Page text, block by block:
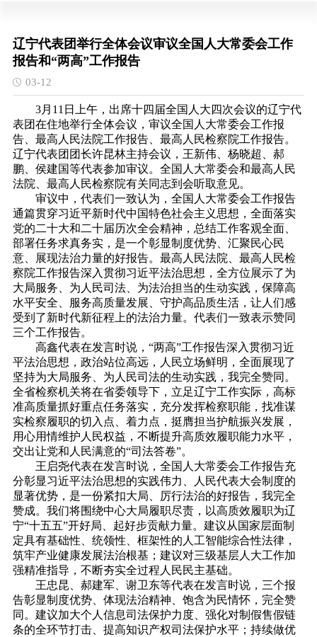
辽宁代表团举行全体会议审议全国人大常委会工作
报告和“两高”工作报告
03-12
3月11日上午，出席十四届全国人大四次会议的辽宁代
表团在住地举行全体会议，审议全国人大常委会工作报
告、最高人民法院工作报告、最高人民检察院工作报告。
辽宁代表团团长许昆林主持会议，王新伟、杨晓超、郝
鹏、侯建国等代表参加审议。全国人大常委会和最高人民
法院、最高人民检察院有关同志到会听取意见。
审议中，代表们一致认为，全国人大常委会工作报告
通篇贯穿习近平新时代中国特色社会主义思想，全面落实
党的二十大和二十届历次全会精神，总结工作客观全面、
部署任务求真务实，是一个彰显制度优势、汇聚民心民
意、展现法治力量的好报告。最高人民法院、最高人民检
察院工作报告深入贯彻习近平法治思想，全方位展示了为
大局服务、为人民司法、为法治担当的生动实践，保障高
水平安全、服务高质量发展、守护高品质生活，让人们感
受到了新时代新征程上的法治力量。代表们一致表示赞同
三个工作报告。
高鑫代表在发言时说，“两高”工作报告深入贯彻习近
平法治思想，政治站位高远，人民立场鲜明，全面展现了
坚持为大局服务、为人民司法的生动实践，我完全赞同。
全省检察机关将在省委领导下，立足辽宁工作实际，高标
准高质量抓好重点任务落实，充分发挥检察职能，找准谋
实检察履职的切入点、着力点，挺膺担当护航振兴发展，
用心用情维护人民权益，不断提升高质效履职能力水平，
交出让党和人民满意的“司法答卷”。
王启尧代表在发言时说，全国人大常委会工作报告充
分彰显习近平法治思想的实践伟力、人民代表大会制度的
显著优势，是一份紧扣大局、厉行法治的好报告，我完全
赞成。我们将围绕中心大局履职尽责，以高质效履职为辽
宁“十五五”开好局、起好步贡献力量。建议从国家层面制
定具有基础性、统领性、框架性的人工智能综合性法律，
筑牢产业健康发展法治根基；建议对三级基层人大工作加
强精准指导，不断夯实全过程人民民主基础。
王忠昆、郝建军、谢卫东等代表在发言时说，三个报
告彰显制度优势、体现法治精神、饱含为民情怀，完全赞
同。建议加大个人信息司法保护力度、强化对制假售假链
条的全环节打击、提高知识产权司法保护水平；持续做优